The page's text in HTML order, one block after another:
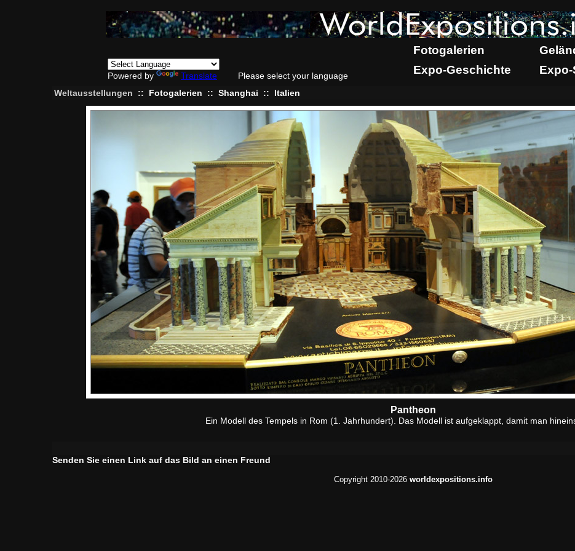
Powered by Translate Please select your language
Fotogalerien
Expo-Geschichte
Weltausstellungen :: Fotogalerien :: Shanghai :: Italien
Pantheon
Ein Modell des Tempels in Rom (1. Jahrhundert). Das Modell ist aufgeklappt, damit man
Senden Sie einen Link auf das Bild an einen Freund
Copyright 2010-2026 worldexpositions.info